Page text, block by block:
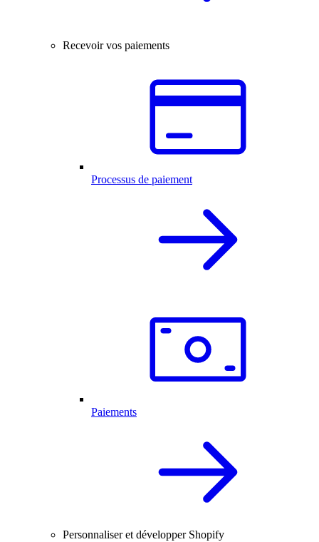
Recevoir vos paiements
Processus de paiement
Paiements
Personnaliser et développer Shopify